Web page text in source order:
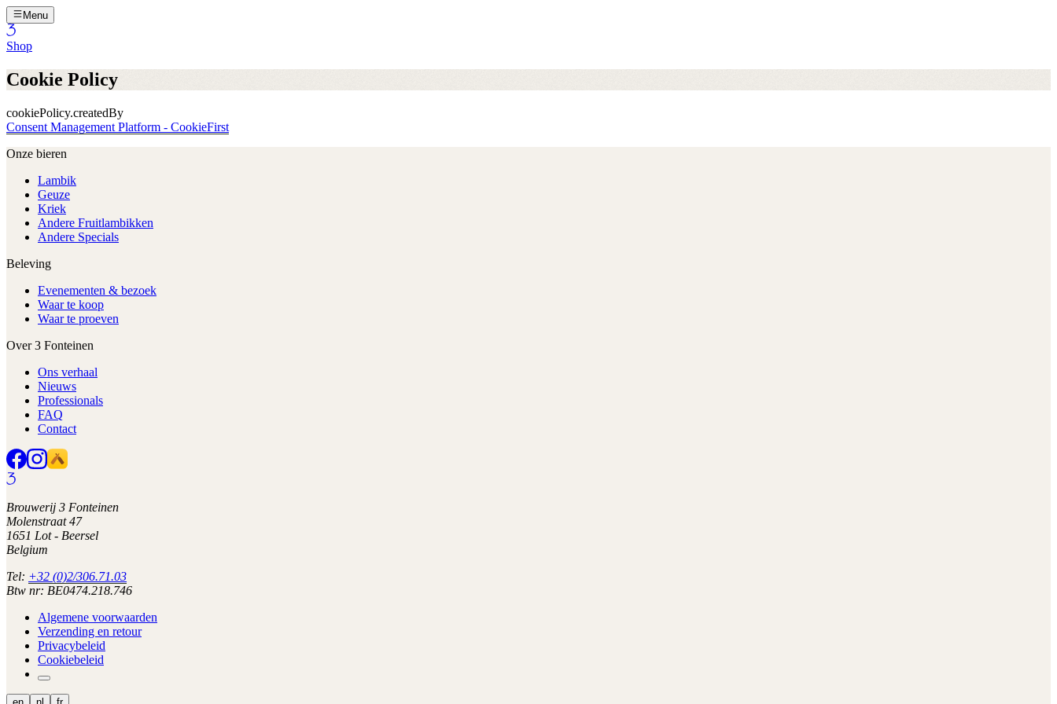
Menu
Shop
Cookie Policy
cookiePolicy.createdBy
Consent Management Platform - CookieFirst
Onze bieren
Lambik
Geuze
Kriek
Andere Fruitlambikken
Andere Specials
Beleving
Evenementen & bezoek
Waar te koop
Waar te proeven
Over 3 Fonteinen
Ons verhaal
Nieuws
Professionals
FAQ
Contact
Brouwerij 3 Fonteinen
Molenstraat 47
1651 Lot - Beersel
Belgium
Tel: +32 (0)2/306.71.03
Btw nr: BE0474.218.746
Algemene voorwaarden
Verzending en retour
Privacybeleid
Cookiebeleid